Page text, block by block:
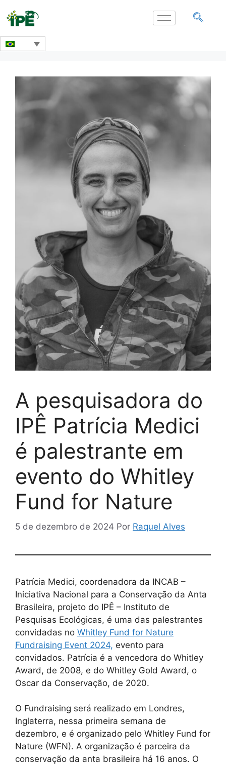
A pesquisadora do
IPÊ Patrícia Medici
é palestrante em
evento do Whitley
Fund for Nature
5 de dezembro de 2024 Por Raquel Alves
Patrícia Medici, coordenadora da INCAB –
Iniciativa Nacional para a Conservação da Anta
Brasileira, projeto do IPÊ – Instituto de
Pesquisas Ecológicas, é uma das palestrantes
convidadas no Whitley Fund for Nature
Fundraising Event 2024, evento para
convidados. Patrícia é a vencedora do Whitley
Award, de 2008, e do Whitley Gold Award, o
Oscar da Conservação, de 2020.
O Fundraising será realizado em Londres,
Inglaterra, nessa primeira semana de
dezembro, e é organizado pelo Whitley Fund for
Nature (WFN). A organização é parceira da
conservação da anta brasileira há 16 anos. O